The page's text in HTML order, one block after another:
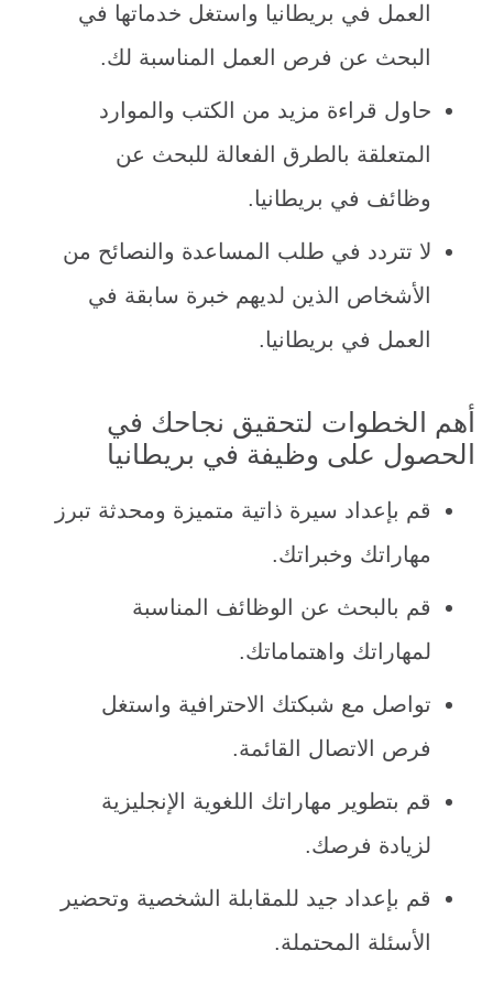
العمل في بريطانيا واستغل خدماتها في
البحث عن فرص العمل المناسبة لك.
حاول قراءة مزيد من الكتب والموارد
المتعلقة بالطرق الفعالة للبحث عن
وظائف في بريطانيا.
لا تتردد في طلب المساعدة والنصائح من
الأشخاص الذين لديهم خبرة سابقة في
العمل في بريطانيا.
أهم الخطوات لتحقيق نجاحك في
الحصول على وظيفة في بريطانيا
قم بإعداد سيرة ذاتية متميزة ومحدثة تبرز
مهاراتك وخبراتك.
قم بالبحث عن الوظائف المناسبة
لمهاراتك واهتماماتك.
تواصل مع شبكتك الاحترافية واستغل
فرص الاتصال القائمة.
قم بتطوير مهاراتك اللغوية الإنجليزية
لزيادة فرصك.
قم بإعداد جيد للمقابلة الشخصية وتحضير
الأسئلة المحتملة.